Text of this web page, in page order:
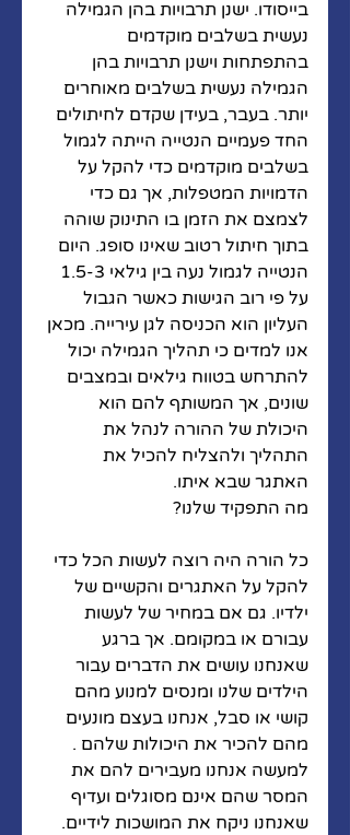
בייסודו. ישנן תרבויות בהן הגמילה
נעשית בשלבים מוקדמים
בהתפתחות וישנן תרבויות בהן
הגמילה נעשית בשלבים מאוחרים
יותר. בעבר, בעידן שקדם לחיתולים
החד פעמיים הנטייה הייתה לגמול
בשלבים מוקדמים כדי להקל על
הדמויות המטפלות, אך גם כדי
לצמצם את הזמן בו התינוק שוהה
בתוך חיתול רטוב שאינו סופג. היום
על פי רוב הגישות כאשר הגבול
העליון הוא הכניסה לגן עירייה. מכאן
אנו למדים כי תהליך הגמילה יכול
להתרחש בטווח גילאים ובמצבים
שונים, אך המשותף להם הוא
היכולת של ההורה לנהל את
התהליך ולהצליח להכיל את
האתגר שבא איתו.
מה התפקיד שלנו?
כל הורה היה רוצה לעשות הכל כדי
להקל על האתגרים והקשיים של
ילדיו. גם אם במחיר של לעשות
עבורם או במקומם. אך ברגע
שאנחנו עושים את הדברים עבור
הילדים שלנו ומנסים למנוע מהם
קושי או סבל, אנחנו בעצם מונעים
מהם להכיר את היכולות שלהם .
למעשה אנחנו מעבירים להם את
המסר שהם אינם מסוגלים ועדיף
שאנחנו ניקח את המושכות לידיים.